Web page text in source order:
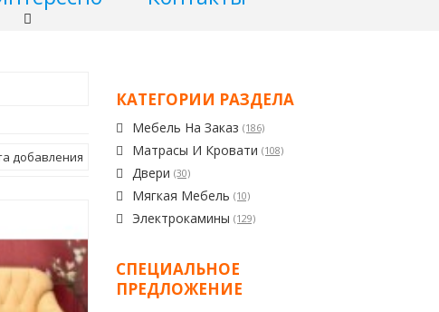
КАТЕГОРИИ РАЗДЕЛА
Мебель На Заказ (186)
Матрасы И Кровати (108)
Двери (30)
Мягкая Мебель (10)
Электрокамины (129)
СПЕЦИАЛЬНОЕ
ПРЕДЛОЖЕНИЕ
добавления